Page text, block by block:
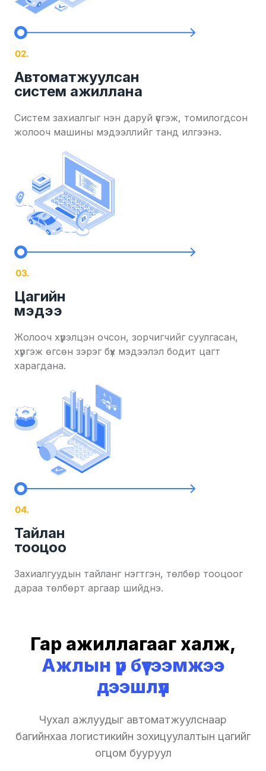
Автоматжуулсан
систем ажиллана
Систем захиалгыг нэн даруй үүсгэж, томилогдсон
жолооч машины мэдээллийг танд илгээнэ.
Цагийн
мэдээ
Жолооч хүрэлцэн очсон, зорчигчийг суулгасан,
хүргэж өгсөн зэрэг бүх мэдээлэл бодит цагт
харагдана.
Тайлан
тооцоо
Захиалгуудын тайланг нэгтгэн, төлбөр тооцоог
дараа төлбөрт аргаар шийднэ.
Гар ажиллагааг халж,
Ажлын үр бүтээмжээ
дээшлүүл
Чухал ажлуудыг автоматжуулснаар
багийнхаа логистикийн зохицуулалтын цагийг
огцом бууруул